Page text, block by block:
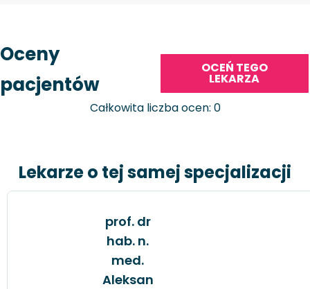
Oceny
pacjentów
OCEŃ TEGO
LEKARZA
Całkowita liczba ocen: 0
Lekarze o tej samej specjalizacji
prof. dr
hab. n.
med.
Aleksan